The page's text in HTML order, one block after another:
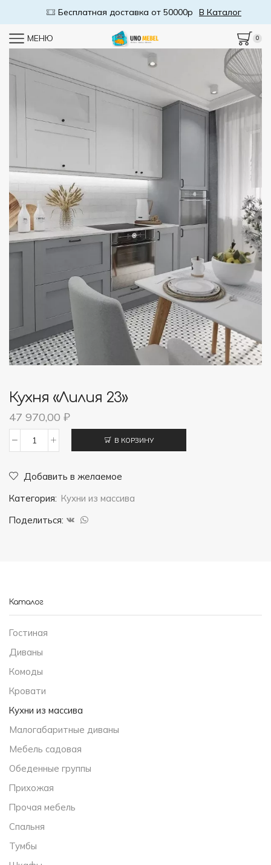
Бесплатная доставка от 50000р В Каталог
МЕНЮ 0
Кухня «Лилия 23»
47 970,00 ₽
Кухня
"Лилия
23"
В КОРЗИНУ
Добавить в желаемое
Категория: Кухни из массива
Поделиться:
Каталог
Гостиная
Диваны
Комоды
Кровати
Кухни из массива
Малогабаритные диваны
Мебель садовая
Обеденные группы
Прихожая
Прочая мебель
Спальня
Тумбы